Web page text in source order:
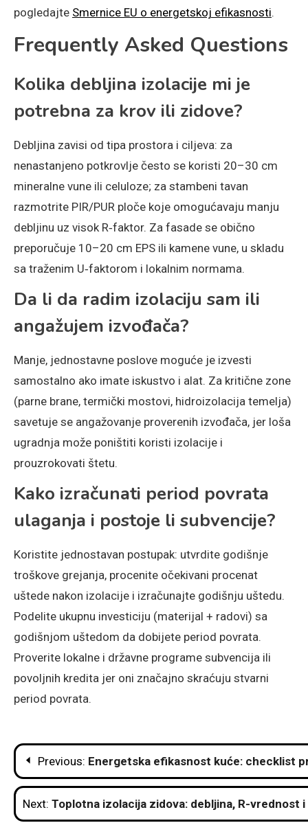
pogledajte Smernice EU o energetskoj efikasnosti.
Frequently Asked Questions
Kolika debljina izolacije mi je
potrebna za krov ili zidove?
Debljina zavisi od tipa prostora i ciljeva: za
nenastanjeno potkrovlje često se koristi 20–30 cm
mineralne vune ili celuloze; za stambeni tavan
razmotrite PIR/PUR ploče koje omogućavaju manju
debljinu uz visok R‑faktor. Za fasade se obično
preporučuje 10–20 cm EPS ili kamene vune, u skladu
sa traženim U‑faktorom i lokalnim normama.
Da li da radim izolaciju sam ili
angažujem izvođača?
Manje, jednostavne poslove moguće je izvesti
samostalno ako imate iskustvo i alat. Za kritične zone
(parne brane, termički mostovi, hidroizolacija temelja)
savetuje se angažovanje proverenih izvođača, jer loša
ugradnja može poništiti koristi izolacije i
prouzrokovati štetu.
Kako izračunati period povrata
ulaganja i postoje li subvencije?
Koristite jednostavan postupak: utvrdite godišnje
troškove grejanja, procenite očekivani procenat
uštede nakon izolacije i izračunajte godišnju uštedu.
Podelite ukupnu investiciju (materijal + radovi) sa
godišnjom uštedom da dobijete period povrata.
Proverite lokalne i državne programe subvencija ili
povoljnih kredita jer oni značajno skraćuju stvarni
period povrata.
Post
navigation
Previous: Energetska efikasnost kuće: checklist
Next: Toplotna izolacija zidova: debljina, R-vrednost